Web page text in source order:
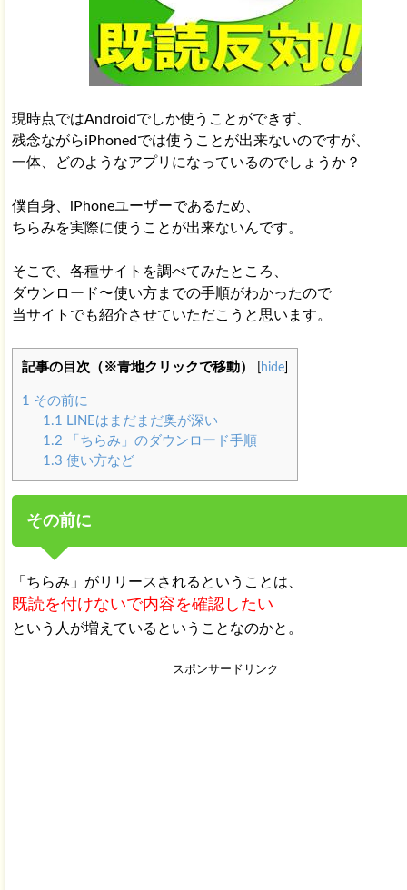
現時点ではAndroidでしか使うことができず、
残念ながらiPhonedでは使うことが出来ないのですが、
一体、どのようなアプリになっているのでしょうか？
僕自身、iPhoneユーザーであるため、
ちらみを実際に使うことが出来ないんです。
そこで、各種サイトを調べてみたところ、
ダウンロード〜使い方までの手順がわかったので
当サイトでも紹介させていただこうと思います。
記事の目次（※青地クリックで移動） hide]
1 その前に
1.1
LINEはまだまだ奥が深い
1.2 「ちらみ」のダウンロード手順
1.3 使い方など
その前に
「ちらみ」がリリースされるということは、
既読を付けないで内容を確認したい
という人が増えているということなのかと。
スポンサードリンク